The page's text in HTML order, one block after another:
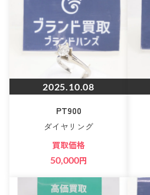
2025.10.08
PT900
ダイヤリング
買取価格
50,000円